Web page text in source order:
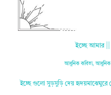
ইচ্ছে আমার
আধুনিক কবিতা,আধুনিক
ইচ্ছে গুলো সুড়সুড়ি দেয় হৃদয়মাঝেঘুরে